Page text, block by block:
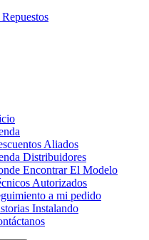
Aliados
Distribuidores
Encontrar El Modelo
Autorizados
a mi pedido
Instalando